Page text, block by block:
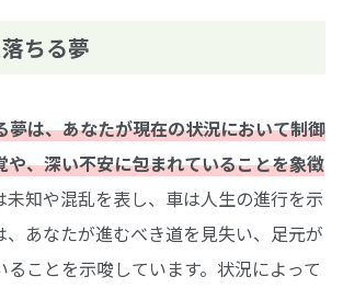
ちる夢
夢は、あなたが現在の状況において制御
や、深い不安に包まれていることを象徴
未知や混乱を表し、車は人生の進行を示
、あなたが進むべき道を見失い、足元が
ることを示唆しています。状況によって